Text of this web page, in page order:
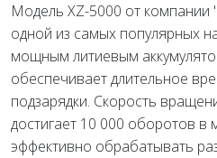
Модель XZ-5000 от компании
одной из самых популярных
мощным литиевым
обеспечивает длительное
подзарядки. Скорость
достигает 10 000 оборотов в
эффективно обрабатывать